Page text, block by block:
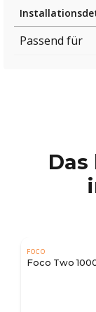
Passend für
FOCO
Foco One